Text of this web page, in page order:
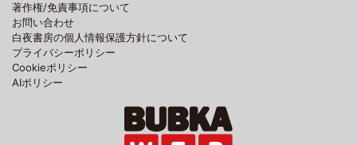
著作権/免責事項について
お問い合わせ
白夜書房の個人情報保護方針について
プライバシーポリシー
Cookieポリシー
AIポリシー